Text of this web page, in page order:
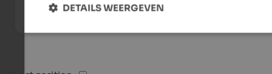
DETAILS WEERGEVEN